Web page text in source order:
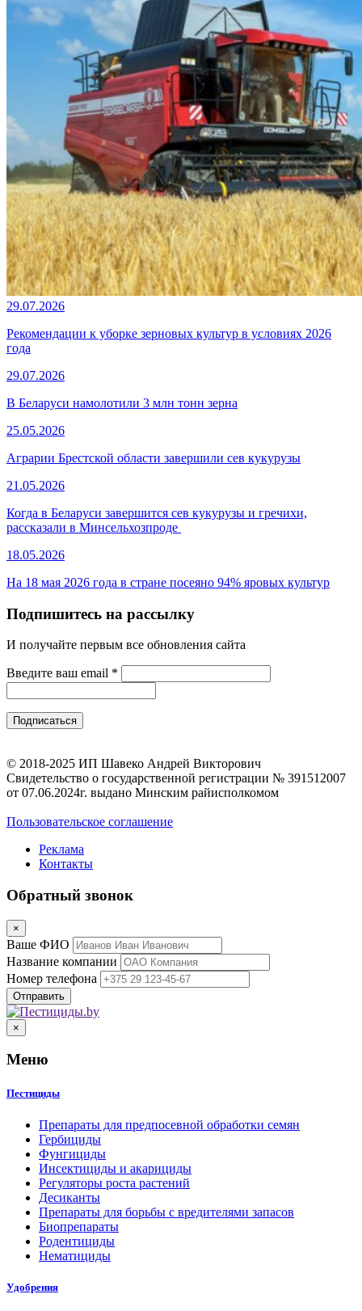
29.07.2026
Рекомендации к уборке зерновых культур в условиях 2026
года
29.07.2026
В Беларуси намолотили 3 млн тонн зерна
25.05.2026
Аграрии Брестской области завершили сев кукурузы
21.05.2026
Когда в Беларуси завершится сев кукурузы и гречихи,
рассказали в Минсельхозпроде
18.05.2026
На 18 мая 2026 года в стране посеяно 94% яровых культур
Подпишитесь на рассылку
И получайте первым все обновления сайта
Введите ваш email *
© 2018-2025 ИП Шавеко Андрей Викторович
Свидетельство о государственной регистрации № 391512007
от 07.06.2024г. выдано Минским райисполкомом
Пользовательское соглашение
Реклама
Контакты
Обратный звонок
×
Ваше ФИО
Название компании
Номер телефона
×
Меню
Пестициды
Препараты для предпосевной обработки семян
Гербициды
Фунгициды
Инсектициды и акарициды
Регуляторы роста растений
Десиканты
Препараты для борьбы с вредителями запасов
Биопрепараты
Родентициды
Нематициды
Удобрения